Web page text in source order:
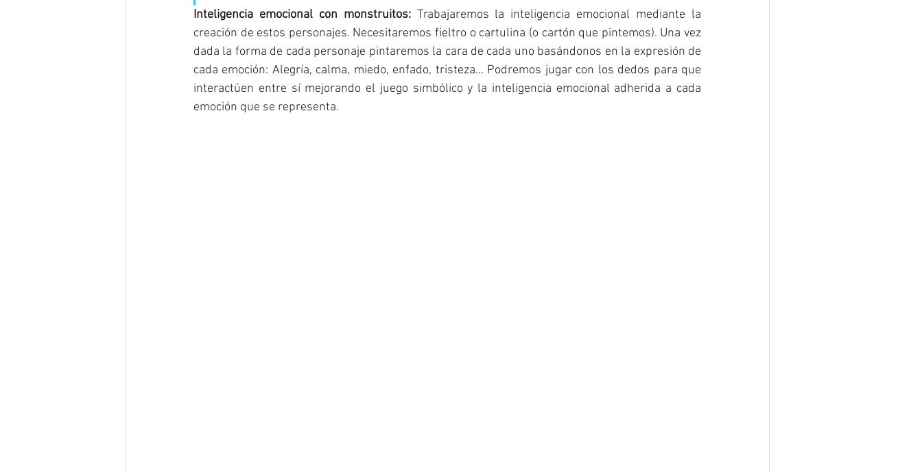
Inteligencia emocional con monstruitos: Trabajaremos la inteligencia emocional mediante la
creación de estos personajes. Necesitaremos fieltro o cartulina (o cartón que pintemos). Una vez
dada la forma de cada personaje pintaremos la cara de cada uno basándonos en la expresión de
cada emoción: Alegría, calma, miedo, enfado, tristeza... Podremos jugar con los dedos para que
interactúen entre sí mejorando el juego simbólico y la inteligencia emocional adherida a cada
emoción que se representa.